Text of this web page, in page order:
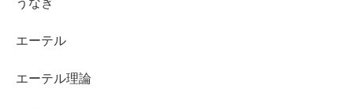
うなぎ
エーテル
エーテル理論